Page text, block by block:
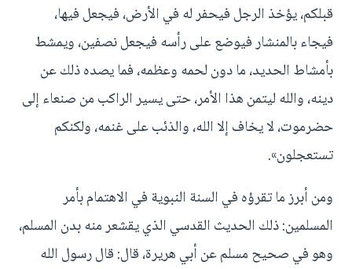
قبلكم، يؤخذ الرجل فيحفر له في الأرض، فيجعل فيها،
فيجاء بالمنشار فيوضع على رأسه فيجعل نصفين، ويمشط
بأمشاط الحديد، ما دون لحمه وعظمه، فما يصده ذلك عن
دينه، والله ليتمن هذا الأمر، حتى يسير الراكب من صنعاء إلى
حضرموت، لا يخاف إلا الله، والذئب على غنمه، ولكنكم
تستعجلون».
ومن أبرز ما تقرؤه في السنة النبوية في الاهتمام بأمر
المسلمين: ذلك الحديث القدسي الذي يقشعر منه بدن المسلم،
وهو في صحيح مسلم عن أبي هريرة، قال: قال رسول الله